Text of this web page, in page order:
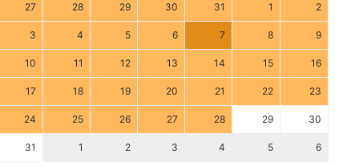
27 28 29 30 31 1 2
3 4 5 6 7 8 9
10 11 12 13 14 15 16
17 18 19 20 21 22 23
24 25 26 27 28 29 30
31 1 2 3 4 5 6